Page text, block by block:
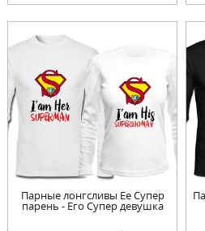
Парные лонгсливы Ее Супер
парень - Его Супер девушка